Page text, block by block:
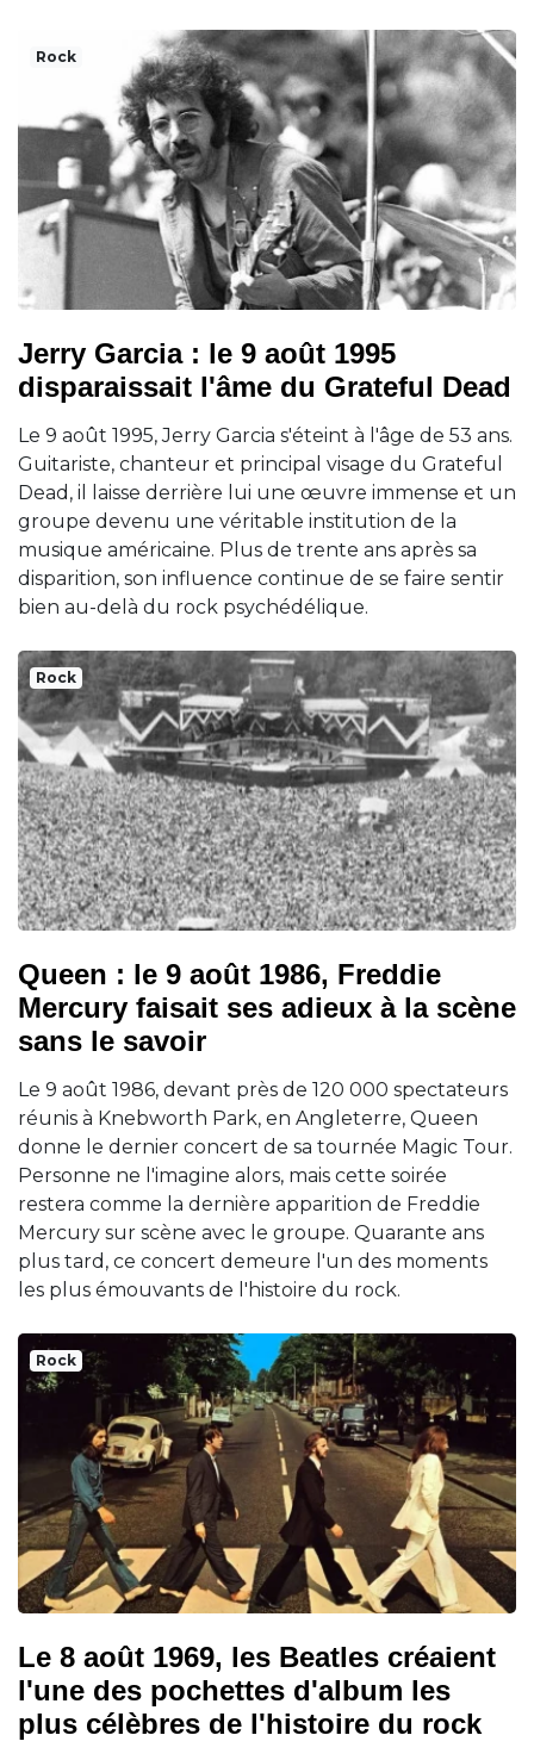
Rock
Jerry Garcia : le 9 août 1995
disparaissait l'âme du Grateful Dead
Le 9 août 1995, Jerry Garcia s'éteint à l'âge de 53 ans.
Guitariste, chanteur et principal visage du Grateful
Dead, il laisse derrière lui une œuvre immense et un
groupe devenu une véritable institution de la
musique américaine. Plus de trente ans après sa
disparition, son influence continue de se faire sentir
bien au-delà du rock psychédélique.
Rock
Queen : le 9 août 1986, Freddie
Mercury faisait ses adieux à la scène
sans le savoir
Le 9 août 1986, devant près de 120 000 spectateurs
réunis à Knebworth Park, en Angleterre, Queen
donne le dernier concert de sa tournée Magic Tour.
Personne ne l'imagine alors, mais cette soirée
restera comme la dernière apparition de Freddie
Mercury sur scène avec le groupe. Quarante ans
plus tard, ce concert demeure l'un des moments
les plus émouvants de l'histoire du rock.
Rock
Le 8 août 1969, les Beatles créaient
l'une des pochettes d'album les
plus célèbres de l'histoire du rock